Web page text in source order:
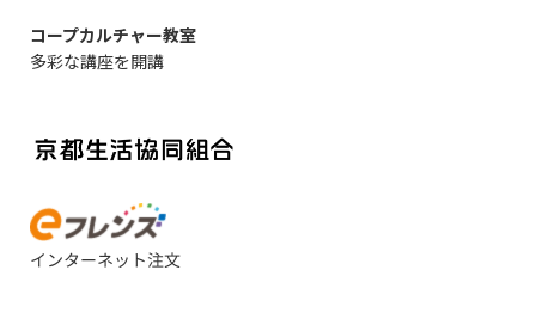
コープカルチャー教室
多彩な講座を開講